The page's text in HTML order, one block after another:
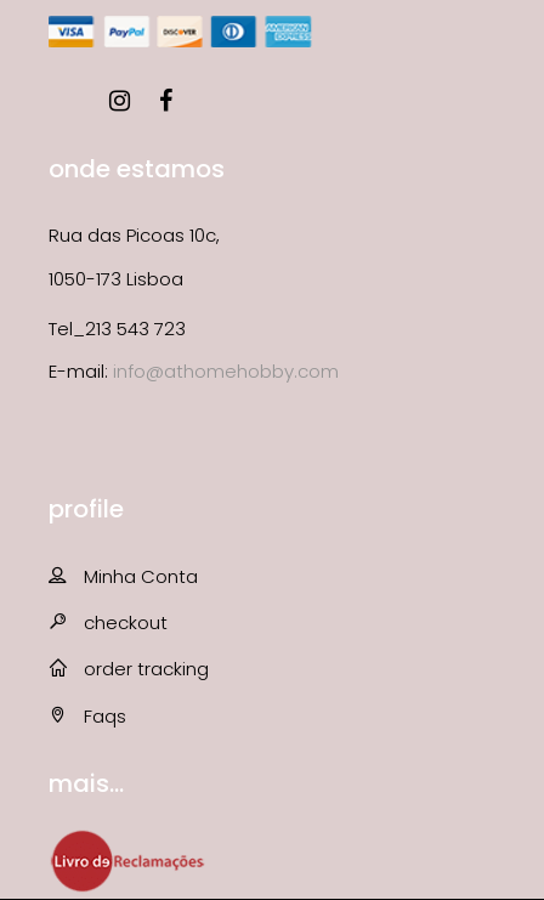
onde estamos
Rua das Picoas 10c,
1050-173 Lisboa
Tel_213 543 723
E-mail: info@athomehobby.com
profile
Minha Conta
checkout
order tracking
Faqs
mais...